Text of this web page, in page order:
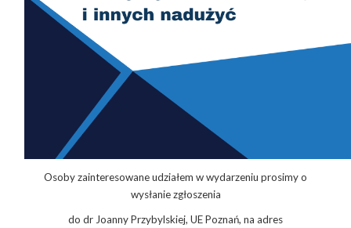
Osoby zainteresowane udziałem w wydarzeniu prosimy o
wysłanie zgłoszenia
do dr Joanny Przybylskiej, UE Poznań, na adres